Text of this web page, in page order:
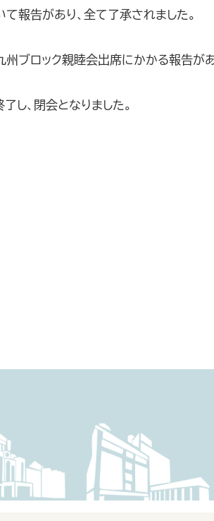
報告があり、全て了承されました。
ブロック親睦会出席にかかる報告があ
し、閉会となりました。